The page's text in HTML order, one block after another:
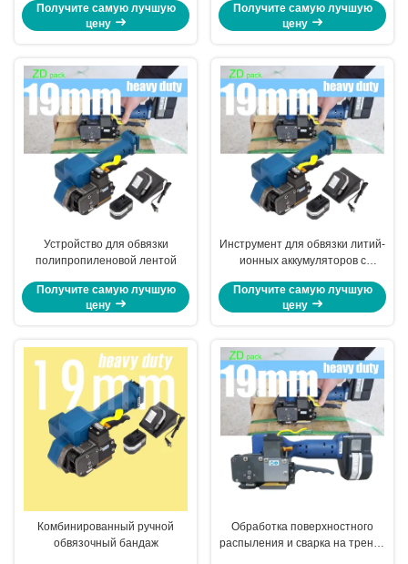
Получите самую лучшую
цену
Получите самую лучшую
цену
Устройство для обвязки
полипропиленовой лентой
Получите самую лучшую
цену
Инструмент для обвязки литий-
ионных аккумуляторов с
Получите самую лучшую
цену
Комбинированный ручной
обвязочный бандаж
Обработка поверхностного
распыления и сварка на трение